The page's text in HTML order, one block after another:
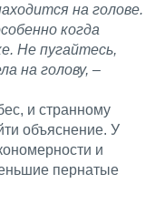
на голове.
когда
Не пугайтесь,
на голову, –
и странному
объяснение. У
и
пернатые